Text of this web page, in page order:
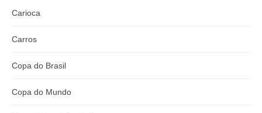
Carioca
Carros
Copa do Brasil
Copa do Mundo